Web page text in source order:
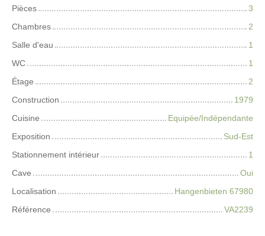
Pièces
3
Chambres
2
Salle d'eau
1
WC
1
Étage
2
Construction
1979
Cuisine
Equipée/Indépendante
Exposition
Sud-Est
Stationnement intérieur
1
Cave
Oui
Localisation
Hangenbieten 67980
Référence
VA2239